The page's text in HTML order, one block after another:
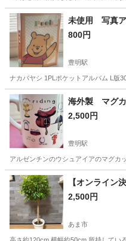
愛知 一宮市 その他 トイレ
未使用 写真
800円
豊明駅
ナカバヤシ 1PLポケットアルバム L版
愛知 豊明市 豊明駅 アル
海外製 マグ
2,500円
豊明駅
アルゼンチンのウシュアイアのマグカ
愛知 豊明市 豊明駅 食器
【オンライン
2,500円
あま市